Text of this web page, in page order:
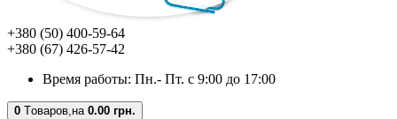
+380 (50) 400-59-64
+380 (67) 426-57-42
Время работы: Пн.- Пт. с 9:00 до 17:00
0 Tоваров,на 0.00 грн.